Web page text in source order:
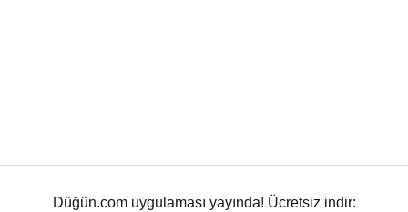
Düğün.com uygulaması yayında! Ücretsiz indir: